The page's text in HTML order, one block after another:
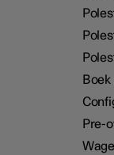
Boek
Pre-